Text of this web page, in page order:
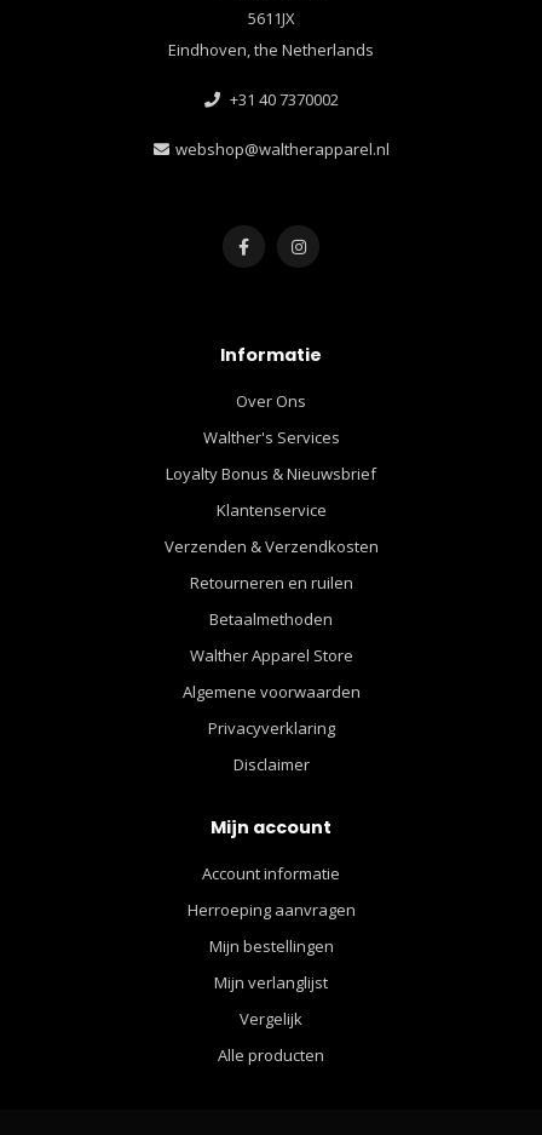
5611JX
Eindhoven, the Netherlands
+31 40 7370002
webshop@waltherapparel.nl
Informatie
Over Ons
Walther's Services
Loyalty Bonus & Nieuwsbrief
Klantenservice
Verzenden & Verzendkosten
Retourneren en ruilen
Betaalmethoden
Walther Apparel Store
Algemene voorwaarden
Privacyverklaring
Disclaimer
Mijn account
Account informatie
Herroeping aanvragen
Mijn bestellingen
Mijn verlanglijst
Vergelijk
Alle producten